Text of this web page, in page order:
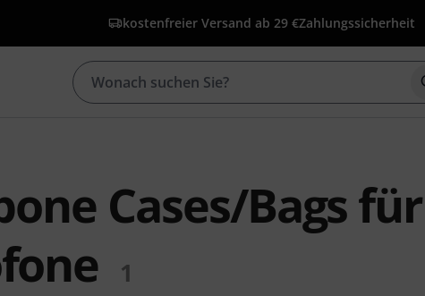
kostenfreier Versand ab 29 €Zahlungssicherheit
Cases/Bags für
1